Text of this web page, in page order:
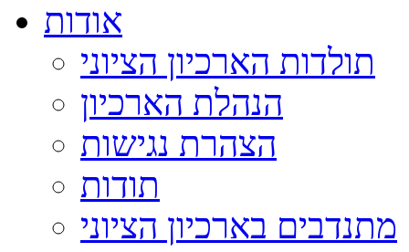
אודות
תולדות הארכיון הציוני
הנהלת הארכיון
הצהרת נגישות
תודות
מתנדבים בארכיון הציוני